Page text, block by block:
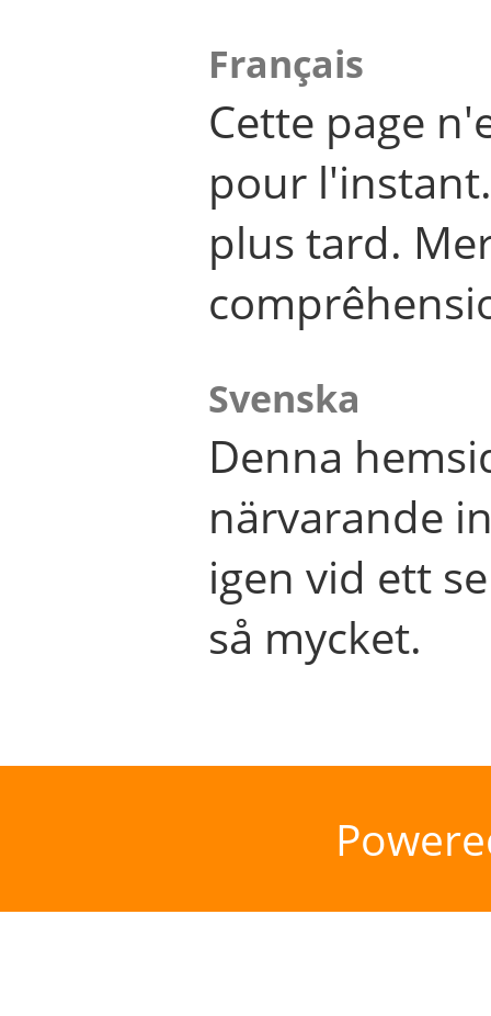
Français
Cette page
pour
plus tard.
Svenska
Denna
närvarande
igen vid ett
så mycket.